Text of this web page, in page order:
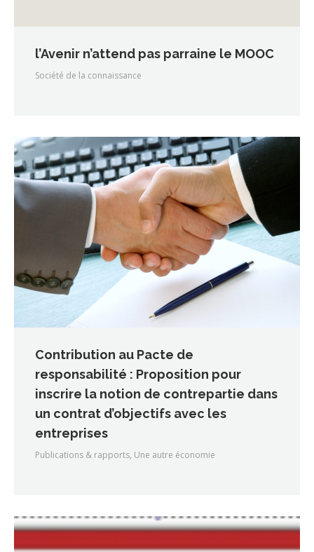
l’Avenir n’attend pas parraine le MOOC
Société de la connaissance
Contribution au Pacte de
responsabilité : Proposition pour
inscrire la notion de contrepartie dans
un contrat d’objectifs avec les
entreprises
Publications & rapports, Une autre économie